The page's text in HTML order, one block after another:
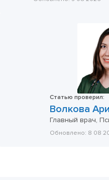
Статью проверил:
Волкова
Главный врач,
Обновлено: 8 08